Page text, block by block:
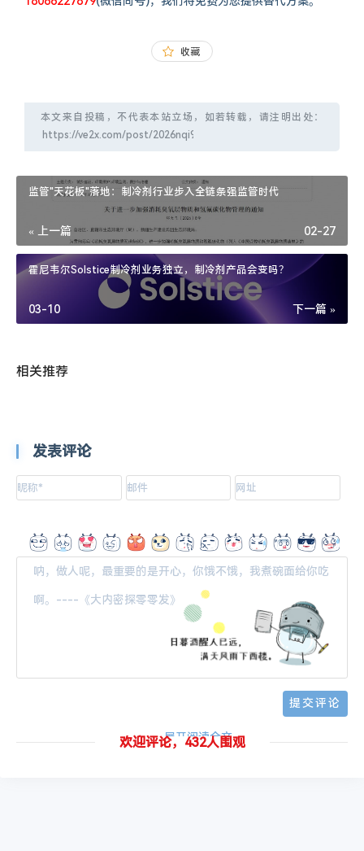
收藏
本文来自投稿，不代表本站立场，如若转载，请注明出处：
-- 展开阅读全文 --
监管"天花板"落地：制冷剂行业步入全链条强监管时代
« 上一篇 02-27
霍尼韦尔Solstice制冷剂业务独立，制冷剂产品会变吗？
下一篇 »
03-10
相关推荐
发表评论
欢迎评论，432人围观